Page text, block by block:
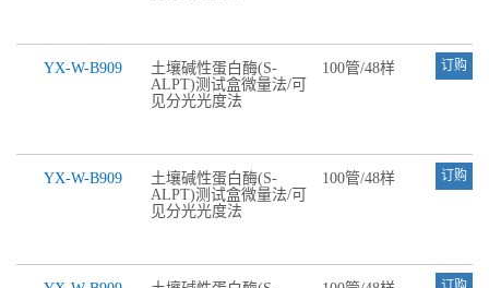
YX-W-B909
土壤碱性蛋白酶(S-
ALPT)测试盒微量法/可
见分光光度法
100管/48样 订购
YX-W-B909
土壤碱性蛋白酶(S-
ALPT)测试盒微量法/可
见分光光度法
100管/48样 订购